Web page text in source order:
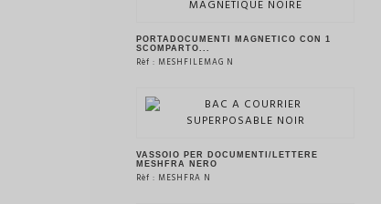
VEDERE IL PRODOTTO
VEDERE IL PRODOTTO
PORTADOCUMENTI MAGNETICO CON 1
SCOMPARTO...
Rèf : MESHFILEMAG N
VASSOIO PER DOCUMENTI/LETTERE
MESHFRA NERO
Rèf : MESHFRA N